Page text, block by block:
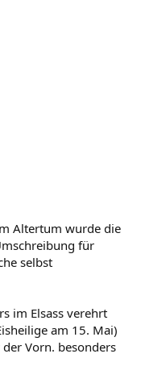
Altertum wurde die
für
selbst
im Elsass verehrt
am 15. Mai)
Vorn. besonders